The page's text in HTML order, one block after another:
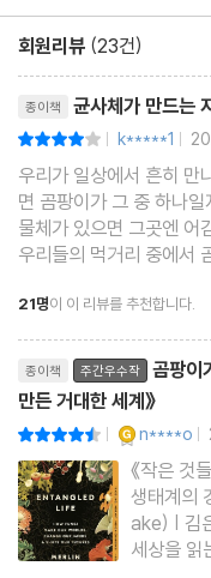
가 불러오는 심오한 신비
신을 조종하는 버섯의
미주
회원리뷰 (23건)
종이책 균사체가 만드는
| k*****1 |
우리가 일상에서 흔히 만
면 곰팡이가 그 중 하나
물체가 있으면 그곳엔 어
우리들의 먹거리 중에서
즐겨먹고, 효모는 우리
다. 이런 곰팡이에 대해서
21명이 이 리뷰를 추천합니다.
종이책 주간우수작
곰팡이
만든 거대한 세계》
| n****o |
《작은 것들이
생태계의 경이로움 멀린 셸
ake) | 김은영
세상을 읽